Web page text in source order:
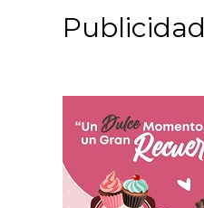
Publicidad